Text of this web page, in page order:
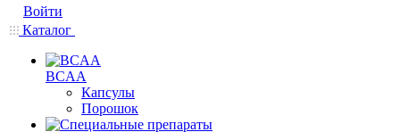
Войти
Каталог
BCAA
Капсулы
Порошок